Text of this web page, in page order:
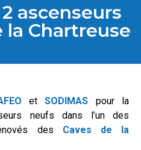
ascenseurs
la Chartreuse
etSODIMAS pour la
neufs dans l’un des
des Caves de la